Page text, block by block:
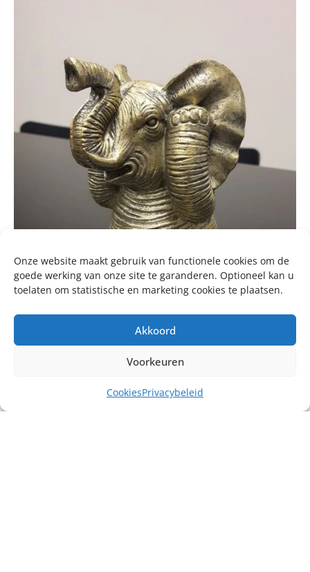
Onze website maakt gebruik van functionele cookies om de
goede werking van onze site te garanderen. Optioneel kan u
toelaten om statistische en marketing cookies te plaatsen.
Akkoord
Voorkeuren
CookiesPrivacybeleid